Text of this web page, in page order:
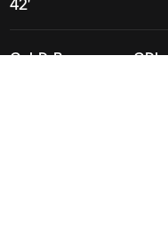
42'
Gol: D. Bouanga vs. GDL,